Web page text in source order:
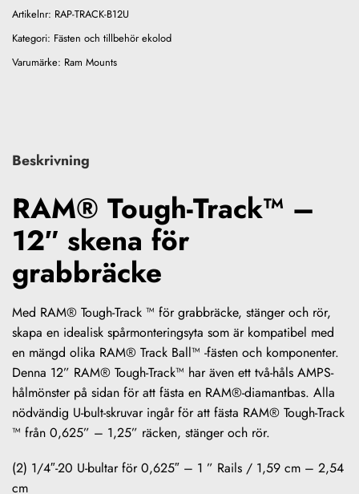
Artikelnr: RAP-TRACK-B12U
Kategori: Fästen och tillbehör ekolod
Varumärke: Ram Mounts
Beskrivning
RAM® Tough-Track™ –
12″ skena för
grabbräcke
Med RAM® Tough-Track ™ för grabbräcke, stänger och rör,
skapa en idealisk spårmonteringsyta som är kompatibel med
en mängd olika RAM® Track Ball™ -fästen och komponenter.
Denna 12” RAM® Tough-Track™ har även ett två-håls AMPS-
hålmönster på sidan för att fästa en RAM®-diamantbas. Alla
nödvändig U-bult-skruvar ingår för att fästa RAM® Tough-Track
™ från 0,625” – 1,25” räcken, stänger och rör.
(2) 1/4″-20 U-bultar för 0,625″ – 1 ” Rails / 1,59 cm – 2,54
cm